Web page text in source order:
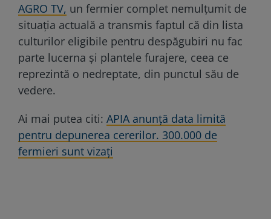
AGRO TV, un fermier complet nemulțumit de
situația actuală a transmis faptul că din lista
culturilor eligibile pentru despăgubiri nu fac
parte lucerna și plantele furajere, ceea ce
reprezintă o nedreptate, din punctul său de
vedere.
Ai mai putea citi: APIA anunță data limită
pentru depunerea cererilor. 300.000 de
fermieri sunt vizați